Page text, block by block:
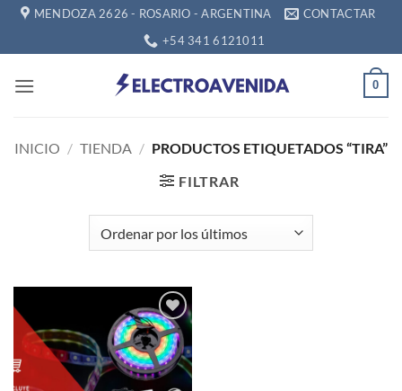
Saltar
contenido
MENDOZA 2626 - ROSARIO - ARGENTINA
CONTACTAR
+54 341 6121011
0
INICIO / TIENDA / PRODUCTOS ETIQUETADOS “TIRA”
FILTRAR
Añadir
a la
lista de
deseos